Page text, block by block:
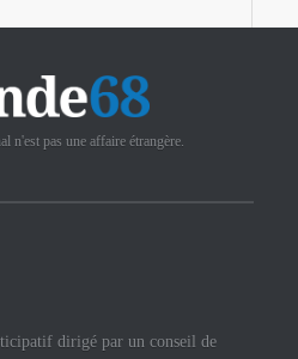
n'est pas une affaire étrangère.
dirigé par un conseil de